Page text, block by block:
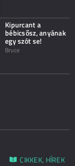
Kipurcant a
bébicsősz, anyának
egy szót se!
Bruce
CIKKEK, HÍREK